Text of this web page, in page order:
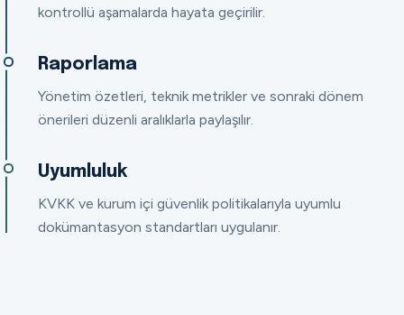
kontrollü aşamalarda hayata geçirilir.
Raporlama
Yönetim özetleri, teknik metrikler ve sonraki dönem
önerileri düzenli aralıklarla paylaşılır.
Uyumluluk
KVKK ve kurum içi güvenlik politikalarıyla uyumlu
dokümantasyon standartları uygulanır.